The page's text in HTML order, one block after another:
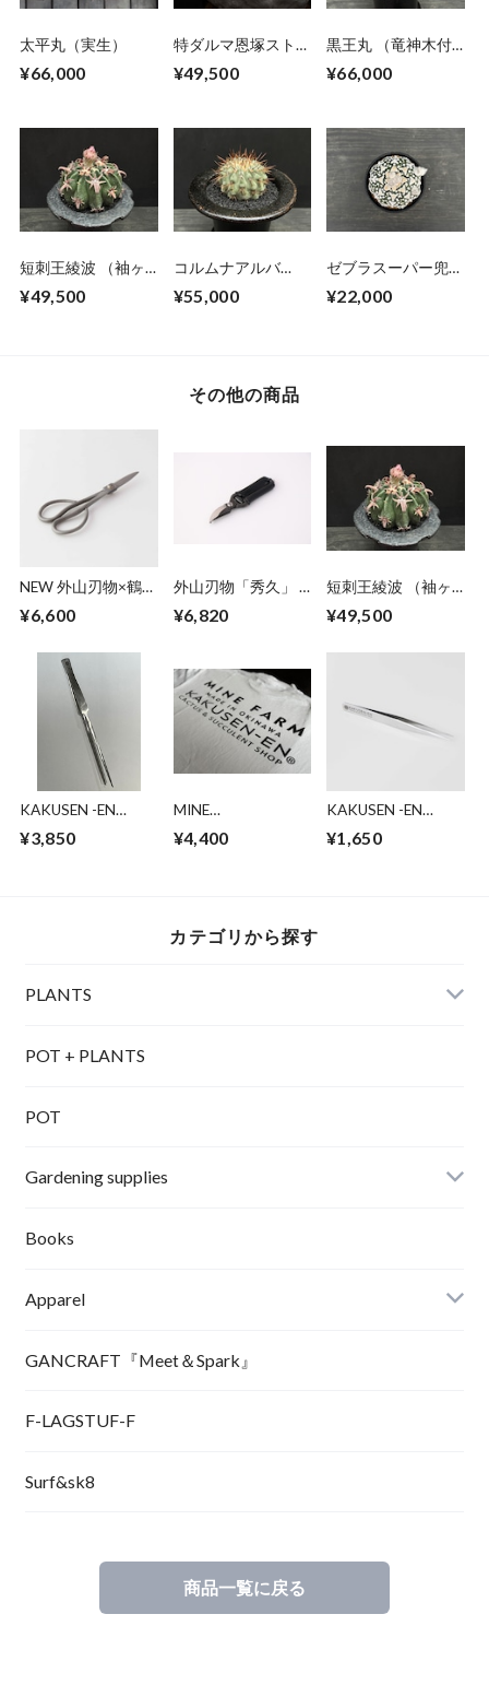
太平丸（実生）
¥66,000
特ダルマ恩塚ストロ
¥49,500
黒王丸 （竜神木付
¥66,000
短刺王綾波 （袖ヶ
¥49,500
コルムナアルバ
¥55,000
ゼブラスーパー兜
¥22,000
その他の商品
NEW 外山刃物×鶴仙
キ鋏 (short)
¥6,600
外山刃物「秀久」 ×
鋏 ブラック(1丁)
¥6,820
短刺王綾波 （袖ヶ
¥49,500
KAKUSEN -EN
long nose
¥3,850
MINE
EN” SS T-SHIRT
¥4,400
KAKUSEN -EN
tweezers
¥1,650
カテゴリから探す
PLANTS
POT + PLANTS
POT
Gardening supplies
Books
Apparel
GANCRAFT『Meet＆Spark』
F-LAGSTUF-F
Surf&sk8
商品一覧に戻る